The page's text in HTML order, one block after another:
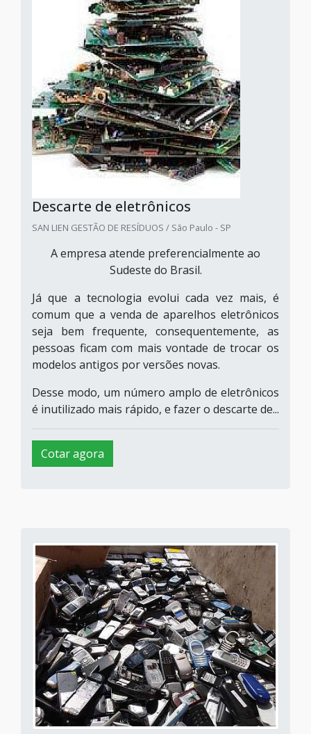
Descarte de eletrônicos
SAN LIEN GESTÃO DE RESÍDUOS / São Paulo - SP
A empresa atende preferencialmente ao
Sudeste do Brasil.
Já que a tecnologia evolui cada vez mais, é
comum que a venda de aparelhos eletrônicos
seja bem frequente, consequentemente, as
pessoas ficam com mais vontade de trocar os
modelos antigos por versões novas.
Desse modo, um número amplo de eletrônicos
é inutilizado mais rápido, e fazer o descarte de...
Cotar agora